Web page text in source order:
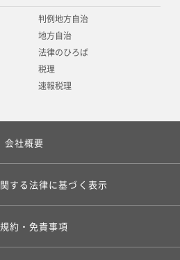
判例地方自治
地方自治
法律のひろば
税理
速報税理
会社概要
する法律に基づく表示
約・免責事項